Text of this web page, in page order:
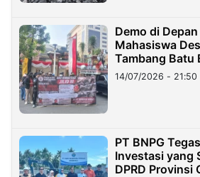
Demo di
Mahasiswa
Tambang Batu
Lampung
14/07/2026 - 21:50
PT BNPG
Investasi yang
DPRD Provinsi